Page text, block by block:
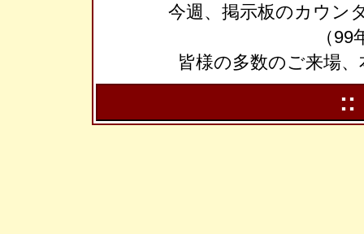
今週、掲示板のカウン
（
皆様の多数のご来場
::